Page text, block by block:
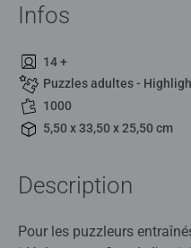
Infos
14 +
Puzzles adultes -
1000
5,50 x 33,50 x 25,50 cm
Description
Pour les puzzleurs